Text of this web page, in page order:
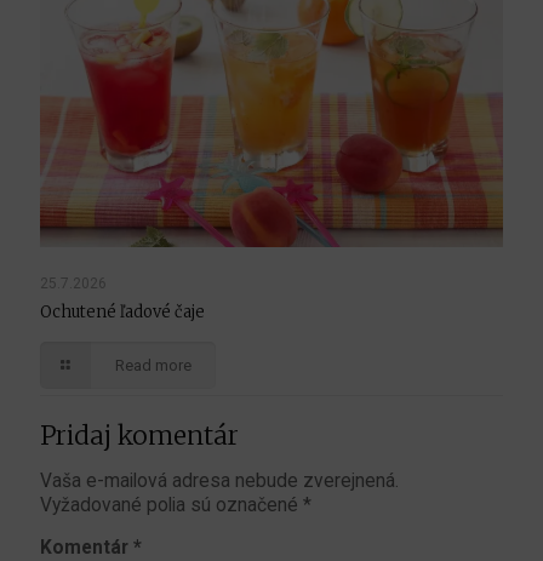
25.7.2026
Ochutené ľadové čaje
Read more
Pridaj komentár
Vaša e-mailová adresa nebude zverejnená.
Vyžadované polia sú označené *
Komentár *